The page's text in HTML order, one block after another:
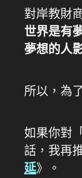
對岸教財
世界是有
夢想的人
所以，為
如果你對
話，我再
延》。